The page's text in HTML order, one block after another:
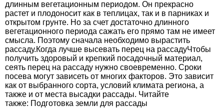
длинным вегетационным периодом. Он прекрасно
растет и плодоносит как в теплицах, так и в парниках и
открытом грунте. Но за счет достаточно длинного
вегетационного периода сажать его прямо там не имеет
смысла. Поэтому сначала необходимо вырастить
рассаду.Когда лучше высевать перец на рассадуЧтобы
получить здоровый и крепкий посадочный материал,
сеять перец на рассаду нужно своевременно. Сроки
посева могут зависеть от многих факторов. Это зависит
как от выбранного сорта, условий климата региона, а
также и от места высадки рассады. Читайте
также: Подготовка земли для рассады